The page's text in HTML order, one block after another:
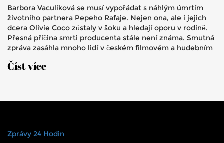
Barbora Vaculíková se musí vypořádat s náhlým úmrtím
životního partnera Pepeho Rafaje. Nejen ona, ale i jejich
dcera Olivie Coco zůstaly v šoku a hledají oporu v rodině.
Přesná příčina smrti producenta stále není známa. Smutná
zpráva zasáhla mnoho lidí v českém filmovém a hudebním
Číst více
Zprávy 24 Hodin